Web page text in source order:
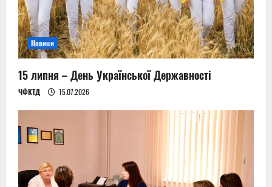
Новини
15 липня – День Української Державності
ЧФКТД 15.07.2026